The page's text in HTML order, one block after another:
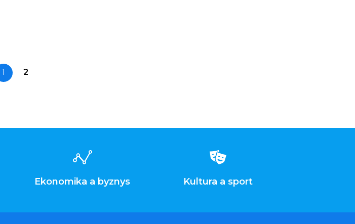
1 2
Ekonomika a byznys Kultura a sport